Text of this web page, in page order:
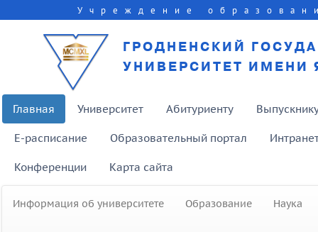
Учреждение
ГРОДНЕНСКИЙ
УНИВЕРСИТЕТ ИМЕНИ
Главная Университет Абитуриенту
E-расписание Образовательный портал
Конференции Карта сайта
Информация об университете Образование Наука